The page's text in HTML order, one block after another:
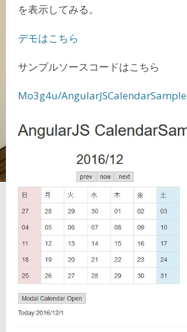
を表示してみる。
デモはこちら
サンプルソースコードはこちら
Mo3g4u/AngularJSCalendarSample